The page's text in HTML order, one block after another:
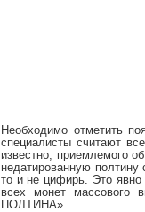
Необходимо отметить
специалисты считают
известно, приемлемого
недатированную
то и не цифирь. Это явно
всех монет массового
ПОЛТИНА».